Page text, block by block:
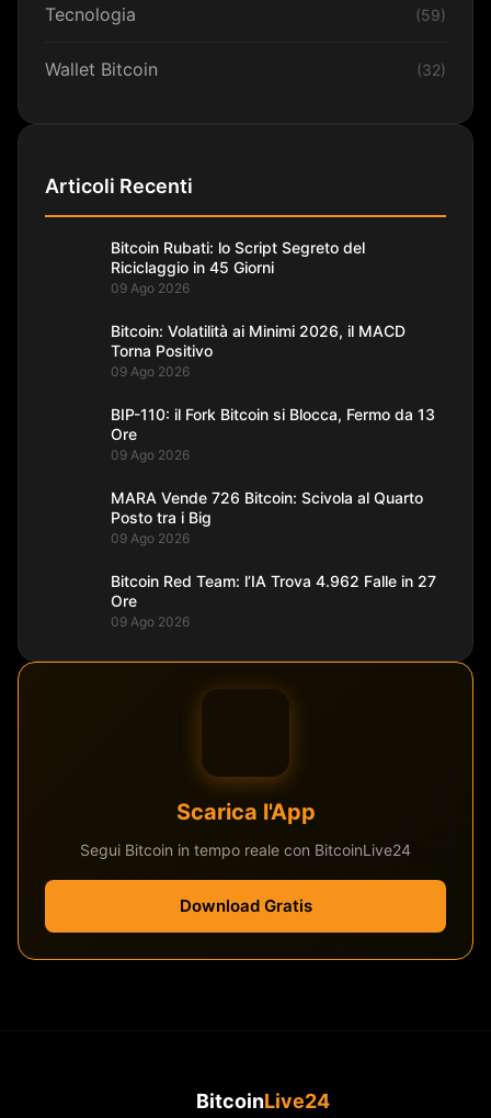
Tecnologia (59)
Wallet Bitcoin (32)
Articoli Recenti
Bitcoin Rubati: lo Script Segreto del
Riciclaggio in 45 Giorni
09 Ago 2026
Bitcoin: Volatilità ai Minimi 2026, il MACD
Torna Positivo
09 Ago 2026
BIP-110: il Fork Bitcoin si Blocca, Fermo da 13
Ore
09 Ago 2026
MARA Vende 726 Bitcoin: Scivola al Quarto
Posto tra i Big
09 Ago 2026
Bitcoin Red Team: l’IA Trova 4.962 Falle in 27
Ore
09 Ago 2026
Scarica l'App
Segui Bitcoin in tempo reale con BitcoinLive24
Download Gratis
BitcoinLive24